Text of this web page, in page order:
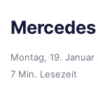
Montag, 19. Januar
7 Min. Lesezeit